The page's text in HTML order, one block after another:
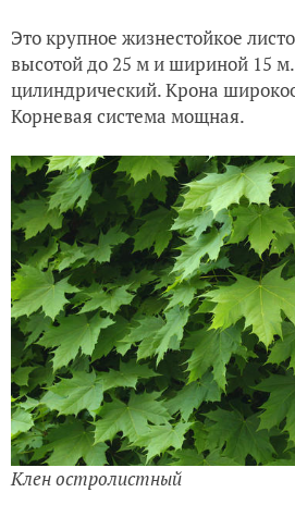
Это крупное жизнестойкое
высотой до 25 м и шириной 15
цилиндрический. Крона
Корневая система мощная.
Клен остролистный